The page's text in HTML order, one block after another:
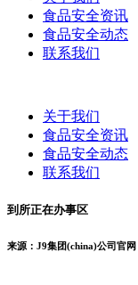
食品安全资讯
食品安全动态
联系我们
关于我们
食品安全资讯
食品安全动态
联系我们
到所正在办事区
来源：J9集团(china)公司官网